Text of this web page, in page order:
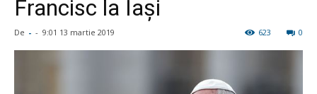
Francisc la Iaşi
De - - 9:01 13 martie 2019 0
623